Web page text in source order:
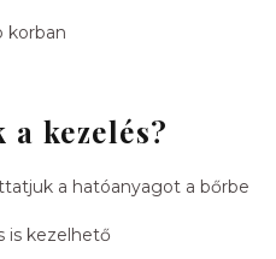
korban
kezelés?
a hatóanyagot a bőrbe
is kezelhető